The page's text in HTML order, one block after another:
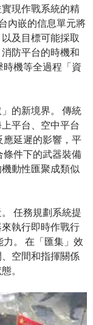
現作戰系統的精
內嵌的信息單元將
及目標可能採取
防平台的時機和
機等全過程「資
的新境界。 傳統
平台、空中平台
應延遲的影響，平
條件下的武器裝備
動性匯聚成類似
任務規劃系統提
執行即時作戰行
。 在「匯集」效
空間和指揮關係
。